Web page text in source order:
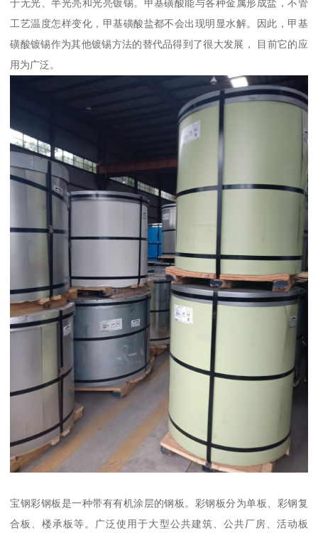
于无光、半光亮和光亮镀锡。甲基磺酸能与各种金属形成盐，不管
工艺温度怎样变化，甲基磺酸盐都不会出现明显水解。因此，甲基
磺酸镀锡作为其他镀锡方法的替代品得到了很大发展， 目前它的应
用为广泛。
宝钢彩钢板是一种带有有机涂层的钢板。彩钢板分为单板、彩钢复
合板、楼承板等。广泛使用于大型公共建筑、公共厂房、活动板